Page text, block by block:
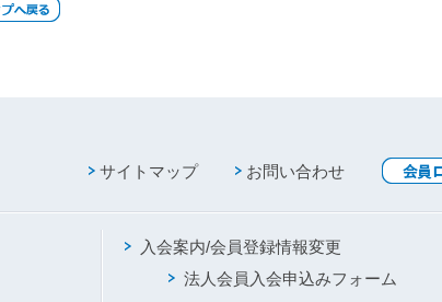
サイトマップ お問い合わせ
入会案内/会員登録情報変更
法人会員入会申込みフォーム